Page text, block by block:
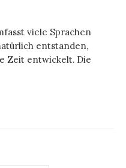
viele Sprachen
entstanden,
Zeit entwickelt. Die